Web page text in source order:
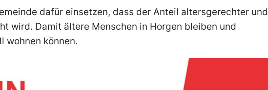
dafür einsetzen, dass der Anteil altersgerechter und
wird. Damit ältere Menschen in Horgen bleiben und
wohnen können.